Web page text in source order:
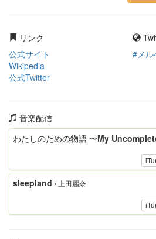
リンク
公式サイト
Wikipedia
公式Twitter
#メル
音楽配信
わたしのための物語 〜My
sleepland / 上田麗奈